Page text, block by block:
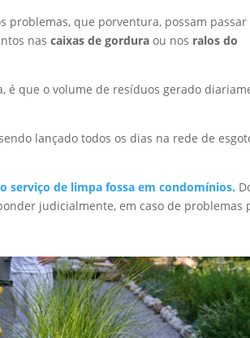
problemas, que porventura, possam passar
nascaixas de gordura ou nos ralos do
é que o volume de resíduos gerado
lançado todos os dias na rede de
serviço de limpa fossa em condomínios.
judicialmente, em caso de problemas